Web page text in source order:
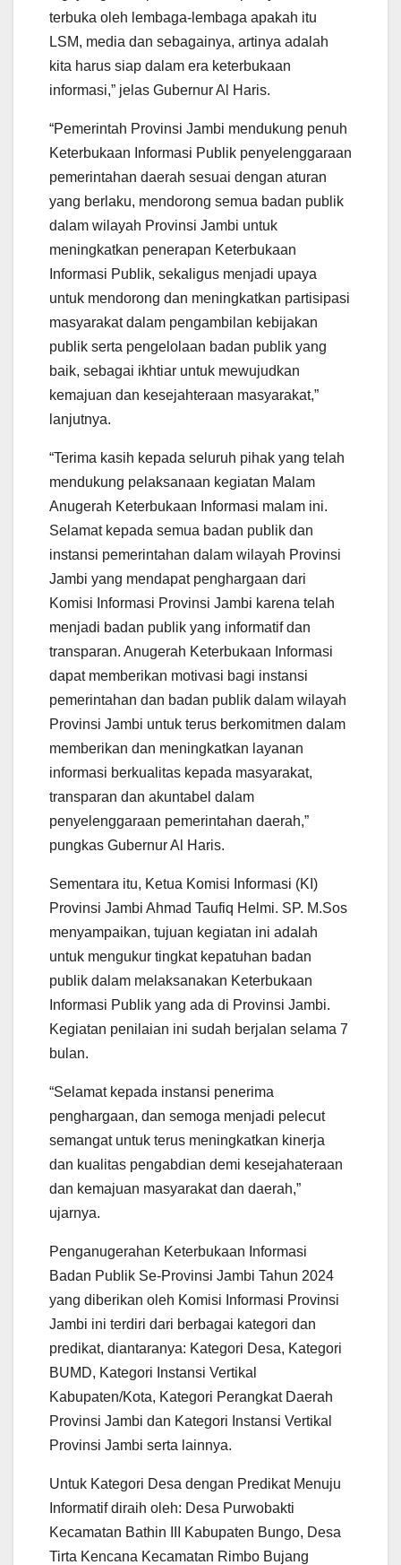
terbuka oleh lembaga-lembaga apakah itu
LSM, media dan sebagainya, artinya adalah
kita harus siap dalam era keterbukaan
informasi,” jelas Gubernur Al Haris.
“Pemerintah Provinsi Jambi mendukung penuh
Keterbukaan Informasi Publik penyelenggaraan
pemerintahan daerah sesuai dengan aturan
yang berlaku, mendorong semua badan publik
dalam wilayah Provinsi Jambi untuk
meningkatkan penerapan Keterbukaan
Informasi Publik, sekaligus menjadi upaya
untuk mendorong dan meningkatkan partisipasi
masyarakat dalam pengambilan kebijakan
publik serta pengelolaan badan publik yang
baik, sebagai ikhtiar untuk mewujudkan
kemajuan dan kesejahteraan masyarakat,”
lanjutnya.
“Terima kasih kepada seluruh pihak yang telah
mendukung pelaksanaan kegiatan Malam
Anugerah Keterbukaan Informasi malam ini.
Selamat kepada semua badan publik dan
instansi pemerintahan dalam wilayah Provinsi
Jambi yang mendapat penghargaan dari
Komisi Informasi Provinsi Jambi karena telah
menjadi badan publik yang informatif dan
transparan. Anugerah Keterbukaan Informasi
dapat memberikan motivasi bagi instansi
pemerintahan dan badan publik dalam wilayah
Provinsi Jambi untuk terus berkomitmen dalam
memberikan dan meningkatkan layanan
informasi berkualitas kepada masyarakat,
transparan dan akuntabel dalam
penyelenggaraan pemerintahan daerah,”
pungkas Gubernur Al Haris.
Sementara itu, Ketua Komisi Informasi (KI)
Provinsi Jambi Ahmad Taufiq Helmi. SP. M.Sos
menyampaikan, tujuan kegiatan ini adalah
untuk mengukur tingkat kepatuhan badan
publik dalam melaksanakan Keterbukaan
Informasi Publik yang ada di Provinsi Jambi.
Kegiatan penilaian ini sudah berjalan selama 7
bulan.
“Selamat kepada instansi penerima
penghargaan, dan semoga menjadi pelecut
semangat untuk terus meningkatkan kinerja
dan kualitas pengabdian demi kesejahateraan
dan kemajuan masyarakat dan daerah,”
ujarnya.
Penganugerahan Keterbukaan Informasi
Badan Publik Se-Provinsi Jambi Tahun 2024
yang diberikan oleh Komisi Informasi Provinsi
Jambi ini terdiri dari berbagai kategori dan
predikat, diantaranya: Kategori Desa, Kategori
BUMD, Kategori Instansi Vertikal
Kabupaten/Kota, Kategori Perangkat Daerah
Provinsi Jambi dan Kategori Instansi Vertikal
Provinsi Jambi serta lainnya.
Untuk Kategori Desa dengan Predikat Menuju
Informatif diraih oleh: Desa Purwobakti
Kecamatan Bathin III Kabupaten Bungo, Desa
Tirta Kencana Kecamatan Rimbo Bujang